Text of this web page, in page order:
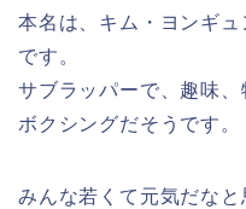
本名は、キム・ヨンギ
です。
サブラッパーで、趣味
ボクシングだそうです。
みんな若くて元気だな